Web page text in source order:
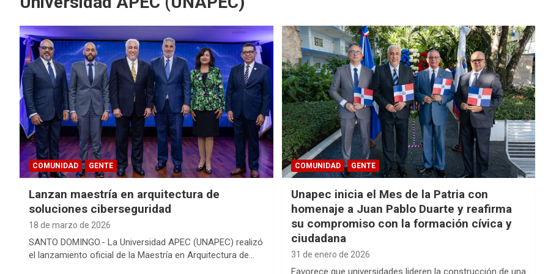
COMUNIDAD GENTE
Lanzan maestría en arquitectura de
soluciones ciberseguridad
18 de marzo de 2026
SANTO DOMINGO.- La Universidad APEC (UNAPEC) realizó
el lanzamiento oficial de la Maestría en Arquitectura de…
COMUNIDAD GENTE
Unapec inicia el Mes de la Patria con
homenaje a Juan Pablo Duarte y reafirma
su compromiso con la formación cívica y
ciudadana
31 de enero de 2026
Favorece que universidades lideren la construcción de una